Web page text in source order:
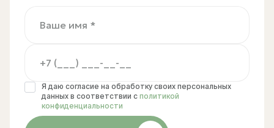
Я даю согласие на обработку своих персональных
данных в соответствии с политикой
конфиденциальности